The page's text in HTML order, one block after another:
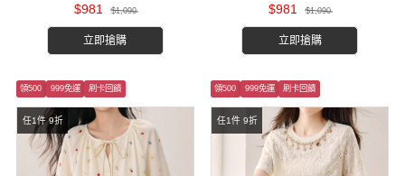
$981 $1,090
立即搶購
$981 $1,090
立即搶購
任1件 9折
領500 999免運 刷卡回饋
任1件 9折
領500 999免運 刷卡回饋